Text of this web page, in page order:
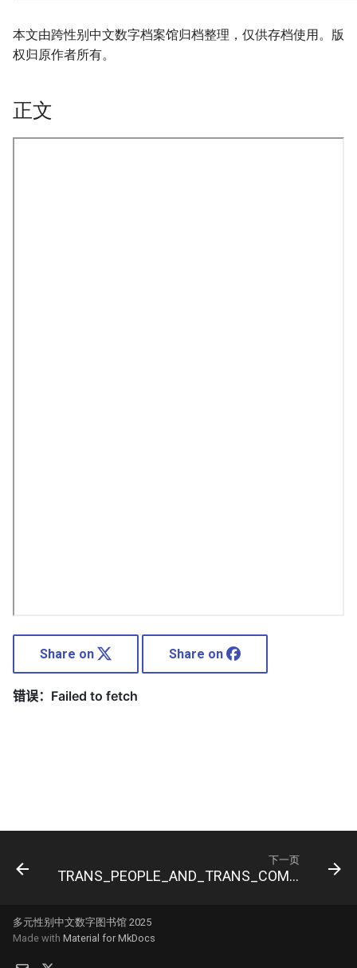
本文由跨性别中文数字档案馆归档整理，仅供存档使用。版
权归原作者所有。
正文
Share on Share on
下一页
TRANS_PEOPLE_AND_TRANS_COMMUNITIES_IN_ASIA
多元性别中文数字图书馆 2025
Made with Material for MkDocs